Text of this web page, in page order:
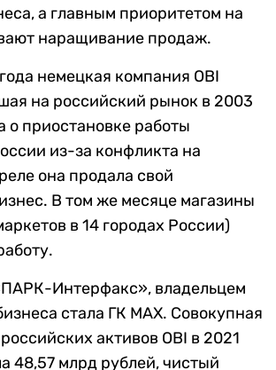
а главным приоритетом на
наращивание продаж.
немецкая компания OBI
на российский рынок в 2003
о приостановке работы
из-за конфликта на
она продала свой
В том же месяце магазины
в 14 городах России)
Интерфакс», владельцем
стала ГК MAX. Совокупная
активов OBI в 2021
48,57 млрд рублей, чистый